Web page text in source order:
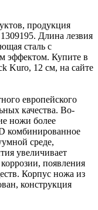
продукция
Длина лезвия
сталь с
эффектом. Купите в
Kuro, 12 см, на сайте
европейского
качества. Во-
ножи более
комбинированное
среде,
увеличивает
появления
Корпус ножа из
конструкция